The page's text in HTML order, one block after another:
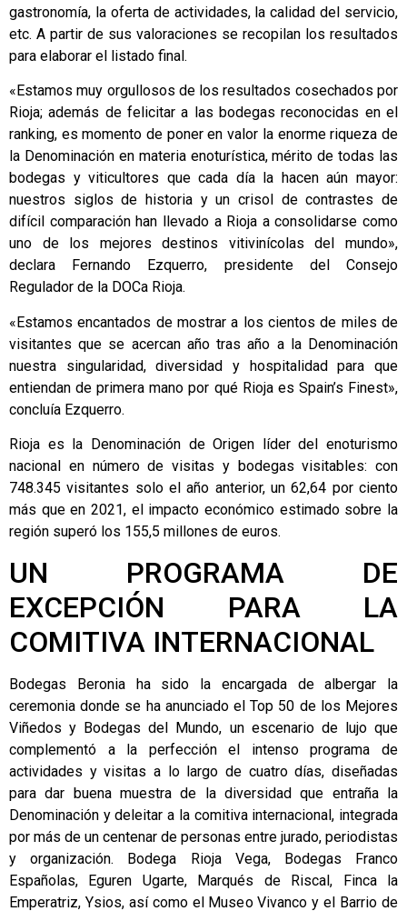
gastronomía, la oferta de actividades, la calidad del servicio,
etc. A partir de sus valoraciones se recopilan los resultados
para elaborar el listado final.
«Estamos muy orgullosos de los resultados cosechados por
Rioja; además de felicitar a las bodegas reconocidas en el
ranking, es momento de poner en valor la enorme riqueza de
la Denominación en materia enoturística, mérito de todas las
bodegas y viticultores que cada día la hacen aún mayor:
nuestros siglos de historia y un crisol de contrastes de
difícil comparación han llevado a Rioja a consolidarse como
uno de los mejores destinos vitivinícolas del mundo»,
declara Fernando Ezquerro, presidente del Consejo
Regulador de la DOCa Rioja.
«Estamos encantados de mostrar a los cientos de miles de
visitantes que se acercan año tras año a la Denominación
nuestra singularidad, diversidad y hospitalidad para que
entiendan de primera mano por qué Rioja es Spain’s Finest»,
concluía Ezquerro.
Rioja es la Denominación de Origen líder del enoturismo
nacional en número de visitas y bodegas visitables: con
748.345 visitantes solo el año anterior, un 62,64 por ciento
más que en 2021, el impacto económico estimado sobre la
región superó los 155,5 millones de euros.
UN PROGRAMA DE
EXCEPCIÓN PARA LA
COMITIVA INTERNACIONAL
Bodegas Beronia ha sido la encargada de albergar la
ceremonia donde se ha anunciado el Top 50 de los Mejores
Viñedos y Bodegas del Mundo, un escenario de lujo que
complementó a la perfección el intenso programa de
actividades y visitas a lo largo de cuatro días, diseñadas
para dar buena muestra de la diversidad que entraña la
Denominación y deleitar a la comitiva internacional, integrada
por más de un centenar de personas entre jurado, periodistas
y organización. Bodega Rioja Vega, Bodegas Franco
Españolas, Eguren Ugarte, Marqués de Riscal, Finca la
Emperatriz, Ysios, así como el Museo Vivanco y el Barrio de